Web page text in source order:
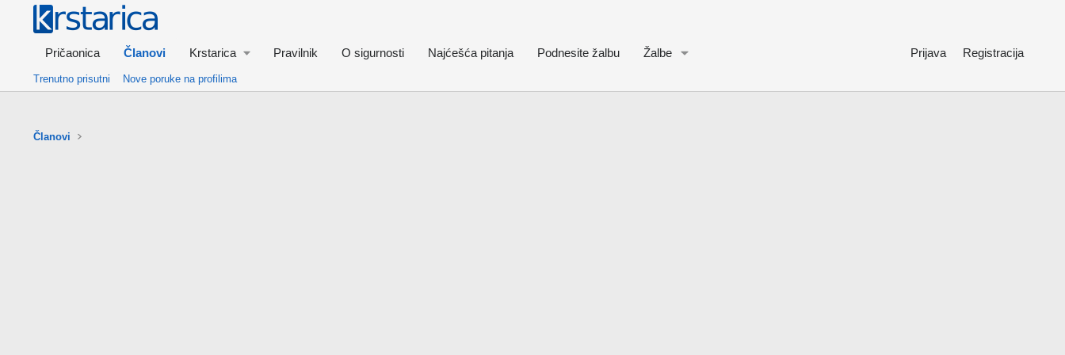
Pričaonica Članovi Krstarica Pravilnik O sigurnosti Najćešća pitanja Podnesite žalbu Žalbe Prijava Registracija
Trenutno prisutni Nove poruke na profilima
Članovi